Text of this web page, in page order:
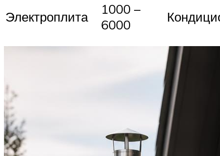
Электроплита
1000 –
6000